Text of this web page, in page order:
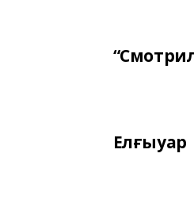
Елғыуар